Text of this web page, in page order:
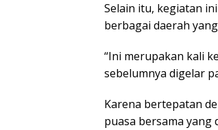
Selain itu, kegiatan
berbagai daerah
“Ini merupakan kali
sebelumnya digelar
Karena bertepatan
puasa bersama